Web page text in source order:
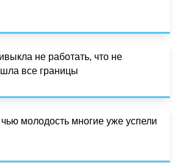
не работать, что не
все границы
молодость многие уже успели